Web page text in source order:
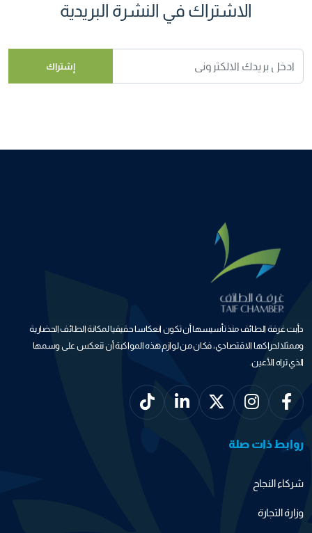
الاشتراك في النشرة البريدية
إشتراك
دأبت غرفة الطائف منذ تأسيسها أن تكون انعكاسا حقيقيا لمكانة الطائف الحضارية
وممثلا لحراكها الاقتصادي، فكان من لوازم هذه المواكبة أن تنعكس على وسمها
الذي تراه الأعين.
روابط ذات صلة
شركاء النجاح
وزارة التجارة